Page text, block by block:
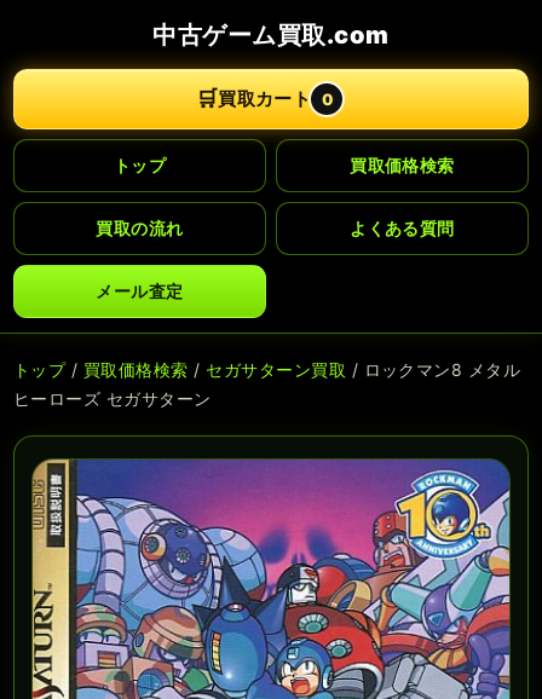
中古ゲーム買取.com
🛒買取カート 0
トップ 買取価格検索
買取の流れ よくある質問
メール査定
トップ/ 買取価格検索 / セガサターン買取 / ロックマン8 メタル
ヒーローズ セガサターン